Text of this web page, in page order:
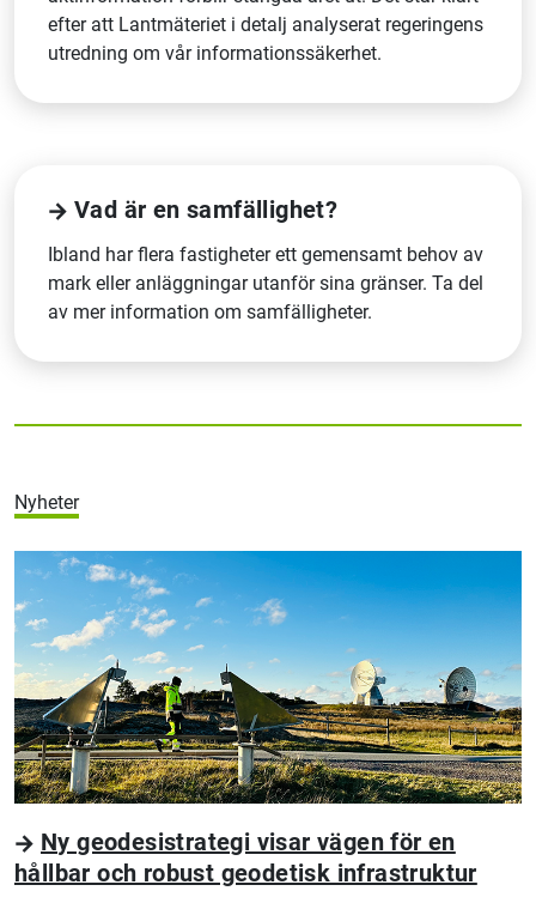
efter att Lantmäteriet i detalj analyserat regeringens
utredning om vår informationssäkerhet.
Vad är en samfällighet?
Ibland har flera fastigheter ett gemensamt behov av
mark eller anläggningar utanför sina gränser. Ta del
av mer information om samfälligheter.
Nyheter
Ny geodesistrategi visar vägen för en
hållbar och robust geodetisk infrastruktur